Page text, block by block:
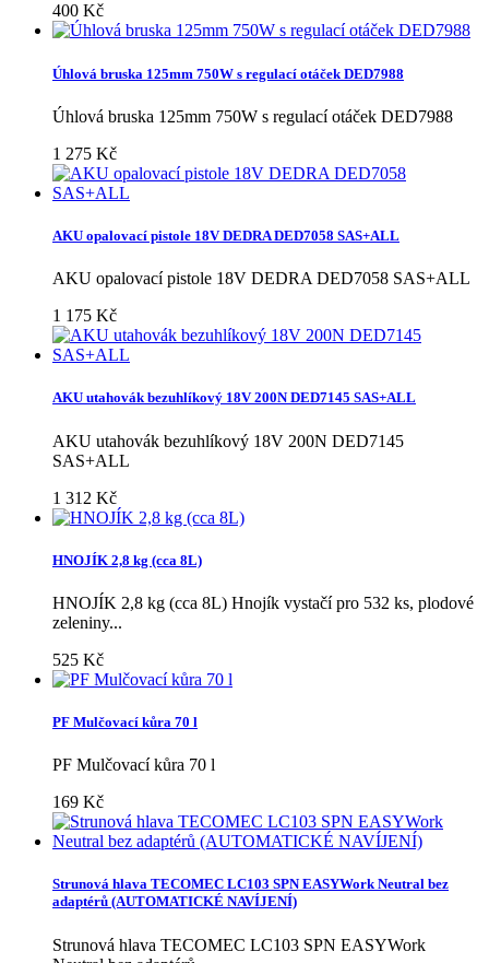
400 Kč
Úhlová bruska 125mm 750W s regulací otáček DED7988
Úhlová bruska 125mm 750W s regulací otáček DED7988
1 275 Kč
AKU opalovací pistole 18V DEDRA DED7058 SAS+ALL
AKU opalovací pistole 18V DEDRA DED7058 SAS+ALL
1 175 Kč
AKU utahovák bezuhlíkový 18V 200N DED7145 SAS+ALL
AKU utahovák bezuhlíkový 18V 200N DED7145
SAS+ALL
1 312 Kč
HNOJÍK 2,8 kg (cca 8L)
HNOJÍK 2,8 kg (cca 8L) Hnojík vystačí pro 532 ks, plodové
zeleniny...
525 Kč
PF Mulčovací kůra 70 l
PF Mulčovací kůra 70 l
169 Kč
Strunová hlava TECOMEC LC103 SPN EASYWork Neutral bez
adaptérů (AUTOMATICKÉ NAVÍJENÍ)
Strunová hlava TECOMEC LC103 SPN EASYWork